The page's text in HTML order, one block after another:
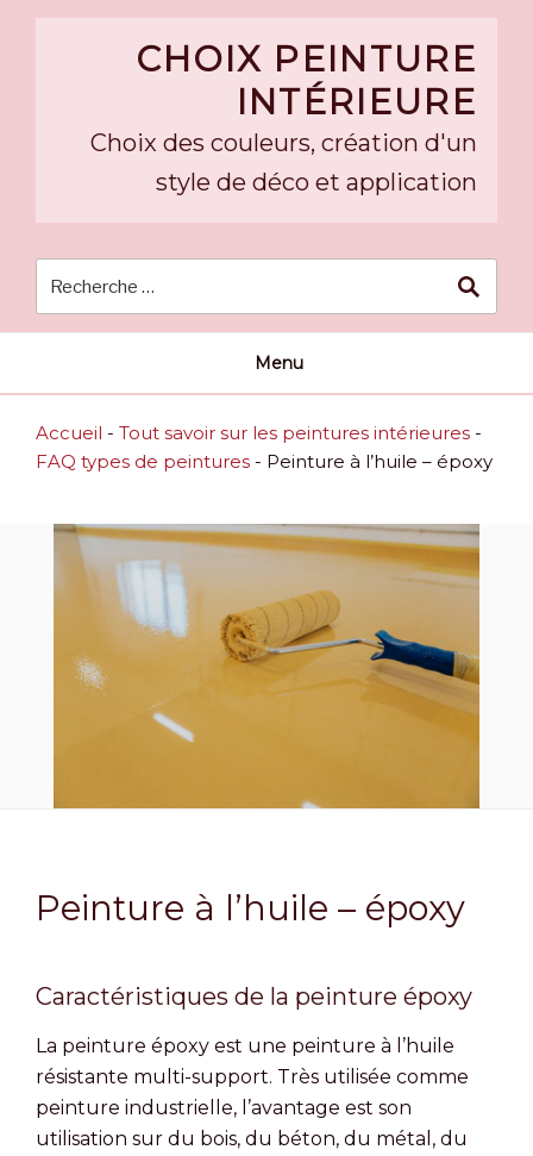
CHOIX PEINTURE
INTÉRIEURE
Choix des couleurs, création d'un
style de déco et application
Menu
Accueil - Tout savoir sur les peintures intérieures -
FAQ types de peintures - Peinture à l’huile – époxy
Peinture à l’huile – époxy
Caractéristiques de la peinture époxy
La peinture époxy est une peinture à l’huile
résistante multi-support. Très utilisée comme
peinture industrielle, l’avantage est son
utilisation sur du bois, du béton, du métal, du